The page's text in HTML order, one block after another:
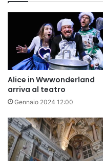
Alice in Wwwonderland
arriva al teatro
Gennaio 2024 12:00